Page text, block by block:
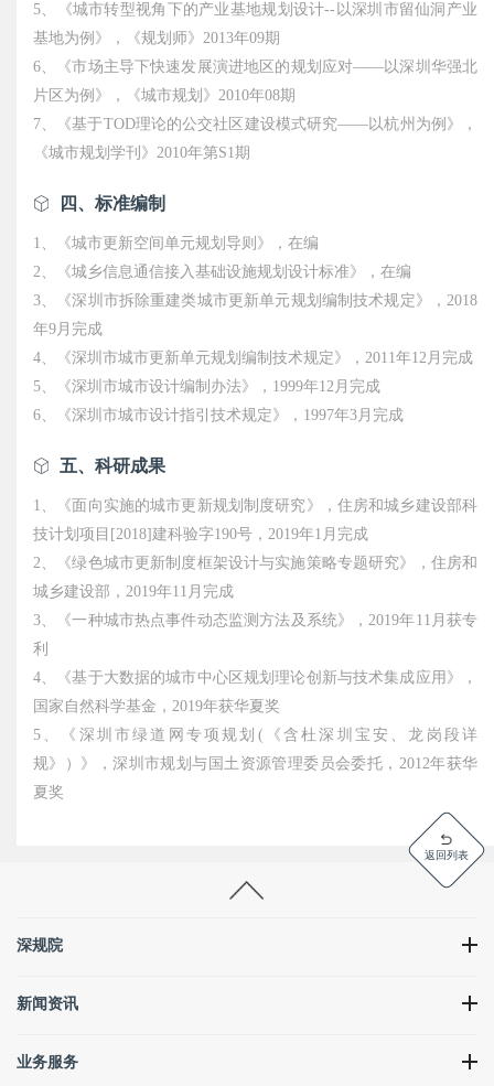
返回列表
5、《城市转型视角下的产业基地规划设计--以深圳市留仙洞产业
基地为例》，《规划师》2013年09期
6、《市场主导下快速发展演进地区的规划应对——以深圳华强北
片区为例》，《城市规划》2010年08期
7、《基于TOD理论的公交社区建设模式研究——以杭州为例》，
《城市规划学刊》2010年第S1期
四、标准编制
1、《城市更新空间单元规划导则》，在编
2、《城乡信息通信接入基础设施规划设计标准》，在编
3、《深圳市拆除重建类城市更新单元规划编制技术规定》，2018
年9月完成
4、《深圳市城市更新单元规划编制技术规定》，2011年12月完成
5、《深圳市城市设计编制办法》，1999年12月完成
6、《深圳市城市设计指引技术规定》，1997年3月完成
五、科研成果
1、《面向实施的城市更新规划制度研究》，住房和城乡建设部科
技计划项目[2018]建科验字190号，2019年1月完成
2、《绿色城市更新制度框架设计与实施策略专题研究》，住房和
城乡建设部，2019年11月完成
3、《一种城市热点事件动态监测方法及系统》，2019年11月获专
利
4、《基于大数据的城市中心区规划理论创新与技术集成应用》，
国家自然科学基金，2019年获华夏奖
5、《深圳市绿道网专项规划(《含杜深圳宝安、龙岗段详
规》）》，深圳市规划与国土资源管理委员会委托，2012年获华
夏奖
深规院
新闻资讯
业务服务